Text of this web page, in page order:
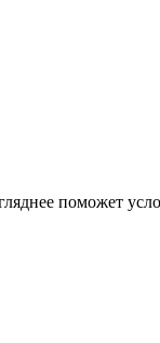
поможет